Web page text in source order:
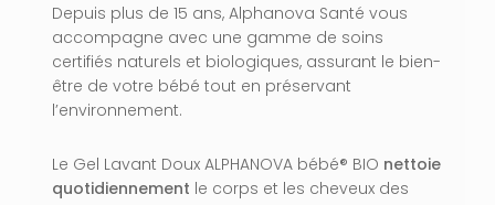
Depuis plus de 15 ans, Alphanova Santé vous
accompagne avec une gamme de soins
certifiés naturels et biologiques, assurant le bien-
être de votre bébé tout en préservant
l’environnement.
Le Gel Lavant Doux ALPHANOVA bébé® BIO nettoie
quotidiennement le corps et les cheveux des